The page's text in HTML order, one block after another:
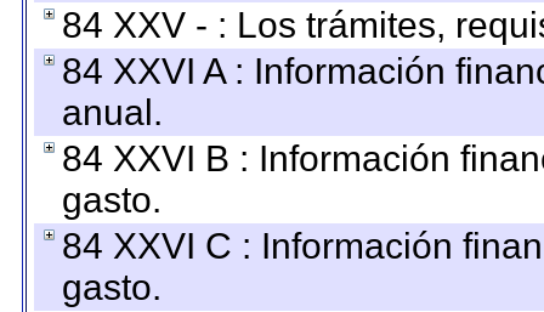
84 XXV - : Los trámites,
84 XXVI A : Información
anual.
84 XXVI B : Información
gasto.
84 XXVI C : Información
gasto.